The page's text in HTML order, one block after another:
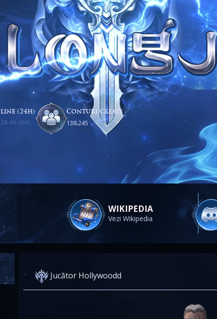
(24h)
de ore)
Conturi create
138,245
WIKIPEDIA
Vezi Wikipedia
Jucător Hollywoodd